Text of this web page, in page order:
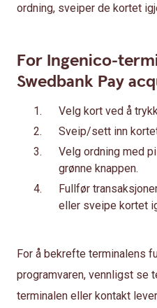
ordning, sveiper de kortet
For Ingenico-
Swedbank Pay
Velg kort ved å
Sveip/sett inn
Velg ordning med
grønne knappen.
Fullfør
eller sveipe kortet
For å bekrefte terminalens
programvaren, vennligst se
terminalen eller kontakt